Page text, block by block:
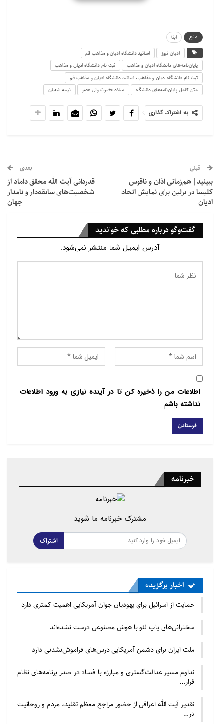
کامل پایان نامه های دانشگاه ادیان و مذاهب امکان پذیر
لینک دسترسی ازاینجاقابل مشاهده است.
منبع
ابنا
ادیان نیوز
اساتید دانشگاه ادیان و مذاهب قم
پایان‌نامه‌های دانشگاه ادیان و مذاهب
ثبت نام دانشگاه ادیان و مذاهب
ثبت نام دانشگاه ادیان و مذاهب، اساتید دانشگاه ادیان و مذاهب قم
متن کامل پایان‌نامه‌های دانشگاه
میلاد حضرت ولی عصر نیمه شعبان
به اشتراک گذاری
قبلی
ببینید| هم‌زمانی اذان و ناقوس
کلیسا در برلین برای نمایش اتحاد
ادیان
بعدی
قدردانی آیت الله محقق داماد از
شخصیت‌های سابقه‌دار و نامدار
جهان
گفت‌وگو درباره مطلبی که خواندید
آدرس ایمیل شما منتشر نمی‌شود.
اطلاعات من را ذخیره کن تا در آینده نیازی به ورود اطلاعات
نداشته باشم
خبرنامه
مشترک خبرنامه ما شوید
اشتراک
اخبار برگزیده
حمایت از اسرائیل برای یهودیان جوان آمریکایی اهمیت کمتری دارد
سخنرانی‌های پاپ لئو با هوش مصنوعی درست نشده‌اند
ملت ایران برای دشمن آمریکایی درس‌های فراموش‌نشدنی دارد
تداوم مسیر عدالت‌گستری و مبارزه با فساد در صدر برنامه‌های نظام
قرار…
تقدیر آیت الله اعرافی از حضور مراجع معظم تقلید، مردم و روحانیت
در…